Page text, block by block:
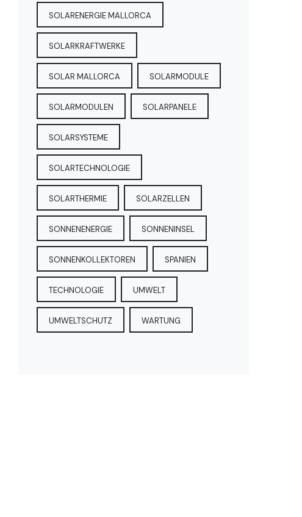
SOLARENERGIE MALLORCA
SOLARKRAFTWERKE
SOLAR MALLORCA SOLARMODULE
SOLARMODULEN SOLARPANELE
SOLARSYSTEME
SOLARTECHNOLOGIE
SOLARTHERMIE SOLARZELLEN
SONNENENERGIE SONNENINSEL
SONNENKOLLEKTOREN SPANIEN
TECHNOLOGIE UMWELT
UMWELTSCHUTZ WARTUNG